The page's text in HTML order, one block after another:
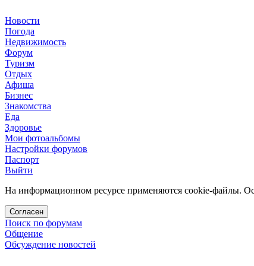
Новости
Погода
Недвижимость
Форум
Туризм
Отдых
Афиша
Бизнес
Знакомства
Еда
Здоровье
Мои фотоальбомы
Настройки форумов
Паспорт
Выйти
На информационном ресурсе применяются cookie-файлы.
Согласен
Поиск по форумам
Общение
Обсуждение новостей